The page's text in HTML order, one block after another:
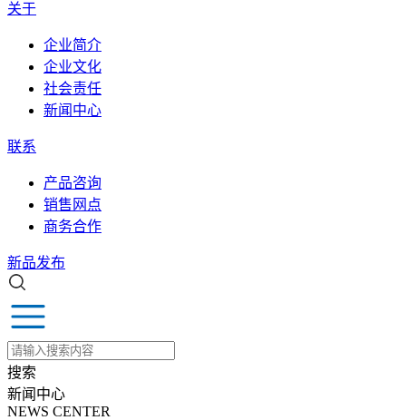
关于
企业简介
企业文化
社会责任
新闻中心
联系
产品咨询
销售网点
商务合作
新品发布
搜索
新闻中心
NEWS CENTER